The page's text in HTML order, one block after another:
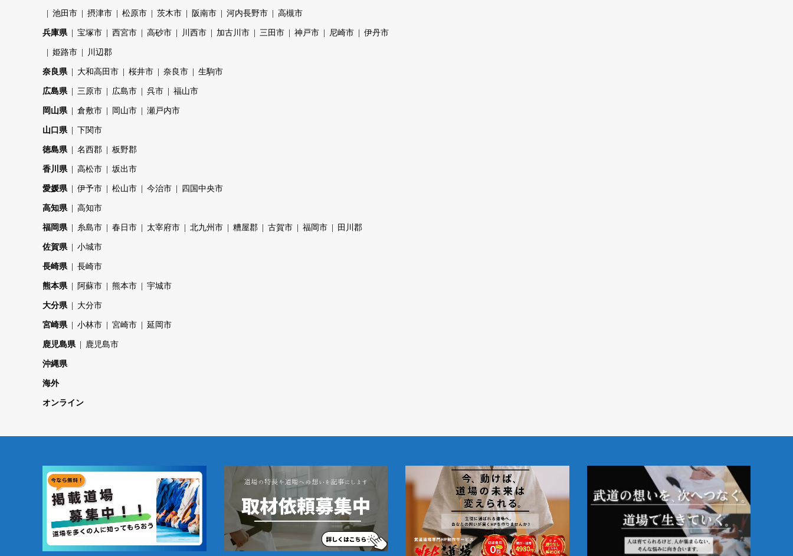
池田市 摂津市 松原市 茨木市 阪南市 河内長野市 高槻市
兵庫県 宝塚市 西宮市 高砂市 川西市 加古川市 三田市 神戸市 尼崎市 伊丹市
姫路市 川辺郡
奈良県 大和高田市 桜井市 奈良市 生駒市
広島県 三原市 広島市 呉市 福山市
岡山県 倉敷市 岡山市 瀬戸内市
山口県 下関市
徳島県 名西郡 板野郡
香川県 高松市 坂出市
愛媛県 伊予市 松山市 今治市 四国中央市
高知県 高知市
福岡県 糸島市 春日市 太宰府市 北九州市 糟屋郡 古賀市 福岡市 田川郡
佐賀県 小城市
長崎県 長崎市
熊本県 阿蘇市 熊本市 宇城市
大分県 大分市
宮崎県 小林市 宮崎市 延岡市
鹿児島県 鹿児島市
沖縄県
海外
オンライン